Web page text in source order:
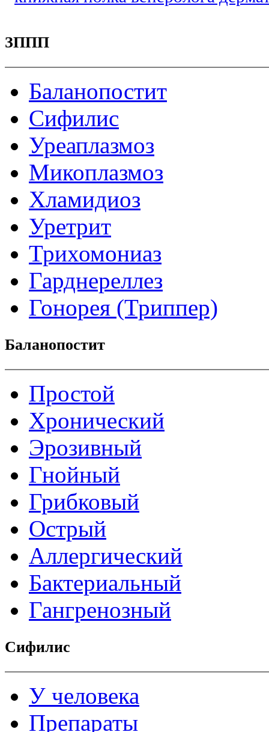
ЗППП
Баланопостит
Сифилис
Уреаплазмоз
Микоплазмоз
Хламидиоз
Уретрит
Трихомониаз
Гарднереллез
Гонорея (Триппер)
Баланопостит
Простой
Хронический
Эрозивный
Гнойный
Грибковый
Острый
Аллергический
Бактериальный
Гангренозный
Сифилис
У человека
Препараты